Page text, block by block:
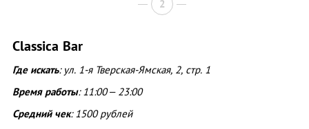
2
Classica Bar
Где искать: ул. 1-я Тверская-Ямская, 2, стр. 1
Время работы: 11:00 – 23:00
Средний чек: 1500 рублей